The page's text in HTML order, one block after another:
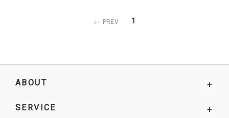
PREV 1
ABOUT +
SERVICE +